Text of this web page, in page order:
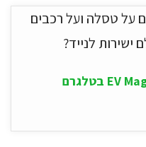
על טסלה ועל רכבים
ישירות לנייד?